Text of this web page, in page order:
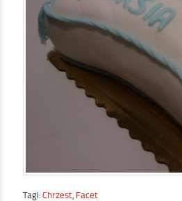
Tagi: Chrzest, Facet